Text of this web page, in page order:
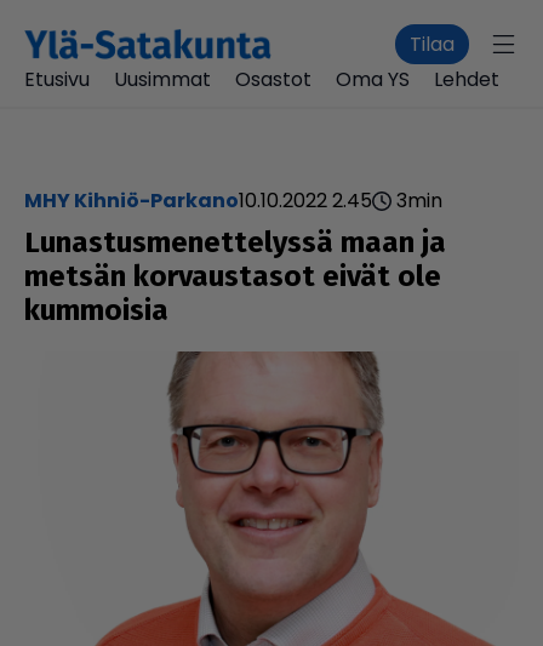
Tilaa
Etusivu
Uusimmat Osastot Oma YS Lehdet
MHY Kihniö-Parkano10.10.2022 2.45 3min
Lunas­tus­me­net­te­lyssä maan ja
metsän kor­vaus­ta­sot eivät ole
kummoisia